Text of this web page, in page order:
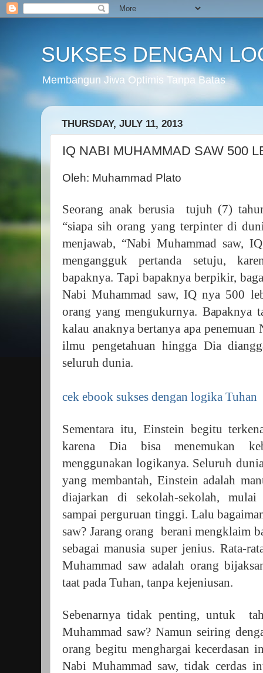
SUKSES DENGAN
Membangun Jiwa Optimis Tanpa Batas
THURSDAY, JULY 11, 2013
IQ NABI MUHAMMAD SAW 500
Oleh: Muhammad Plato
Seorang anak berusia
tujuh (7)
“siapa sih orang yang terpinter di
menjawab, “Nabi Muhammad saw,
mengangguk pertanda setuju,
bapaknya. Tapi bapaknya berpikir,
Nabi Muhammad saw, IQ nya 500
orang yang mengukurnya. Bapaknya
kalau anaknya bertanya apa
ilmu pengetahuan hingga Dia
seluruh dunia.
cek ebook sukses dengan logika Tuhan
Sementara itu, Einstein begitu
karena Dia bisa menemukan
menggunakan logikanya. Seluruh
yang membantah, Einstein adalah
diajarkan di sekolah-sekolah,
sampai perguruan tinggi. Lalu
saw? Jarang orang berani mengklaim
sebagai manusia super jenius. Rata-
Muhammad saw adalah orang
taat pada Tuhan, tanpa kejeniusan.
Sebenarnya tidak penting, untuk
Muhammad saw? Namun seiring
orang begitu menghargai kecerdasan
Nabi Muhammad saw, tidak cerdas